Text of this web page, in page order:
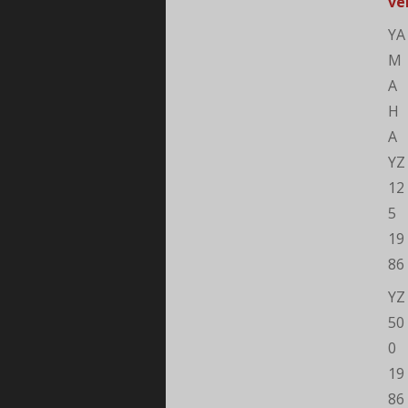
YA
M
A
H
A
YZ
12
5
19
86
YZ
50
0
19
86